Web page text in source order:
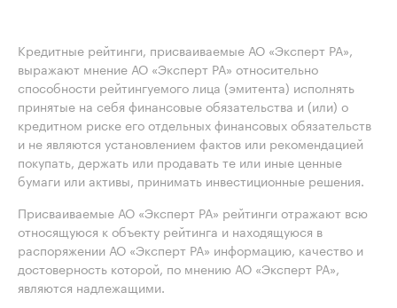
Кредитные рейтинги, присваиваемые АО «Эксперт РА»,
выражают мнение АО «Эксперт РА» относительно
способности рейтингуемого лица (эмитента) исполнять
принятые на себя финансовые обязательства и (или) о
кредитном риске его отдельных финансовых обязательств
и не являются установлением фактов или рекомендацией
покупать, держать или продавать те или иные ценные
бумаги или активы, принимать инвестиционные решения.
Присваиваемые АО «Эксперт РА» рейтинги отражают всю
относящуюся к объекту рейтинга и находящуюся в
распоряжении АО «Эксперт РА» информацию, качество и
достоверность которой, по мнению АО «Эксперт РА»,
являются надлежащими.